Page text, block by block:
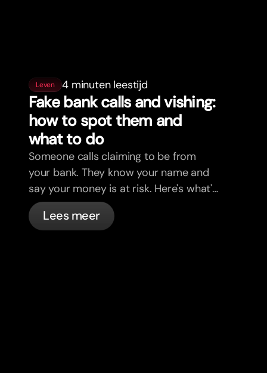
Leven 4 minuten leestijd
Fake bank calls and vishing:
how to spot them and
what to do
Someone calls claiming to be from
your bank. They know your name and
say your money is at risk. Here's what's
actually happening, and what to do.
Lees meer